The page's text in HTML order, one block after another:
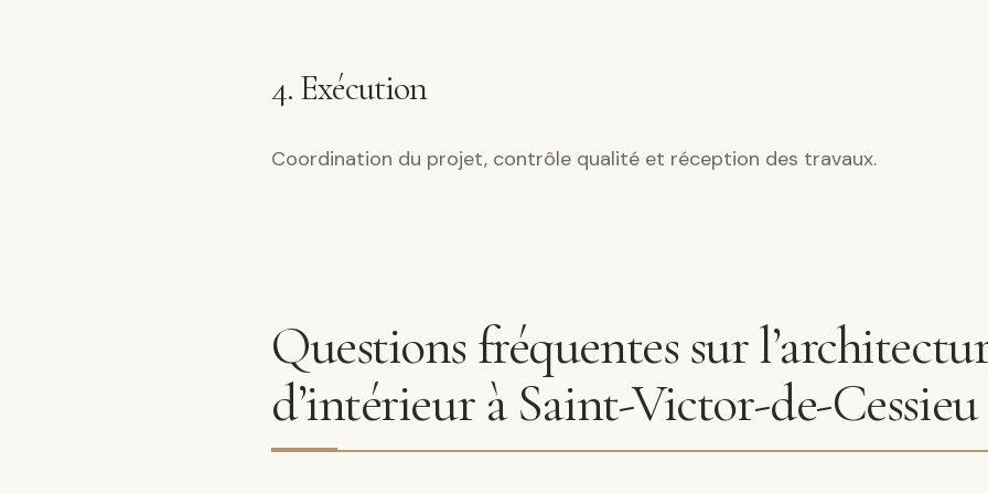
4. Exécution
Coordination du projet, contrôle qualité et réception des travaux.
Questions fréquentes sur
d’intérieur à Saint-Victor-de-Cessieu